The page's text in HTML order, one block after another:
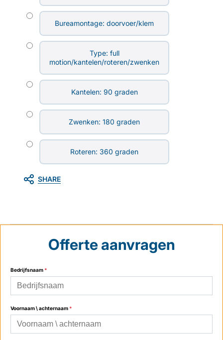
Bureamontage: doorvoer/klem
Type: full
motion/kantelen/roteren/zwenken
Kantelen: 90 graden
Zwenken: 180 graden
Roteren: 360 graden
SHARE
Offerte aanvragen
Bedrijfsnaam *
Voornaam \ achternaam *